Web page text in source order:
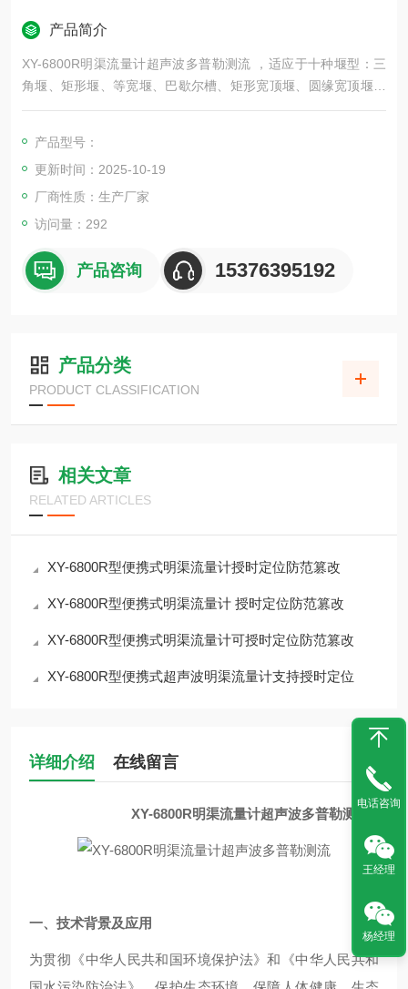
产品简介
XY-6800R明渠流量计超声波多普勒测流 ，适应于十种堰型：三
角堰、矩形堰、等宽堰、巴歇尔槽、矩形宽顶堰、圆缘宽顶堰、
梯形薄壁堰、无喉道槽、三角形剖面堰、平坦V型堰；
产品型号：
更新时间：2025-10-19
厂商性质：生产厂家
访问量：292
产品咨询 15376395192
产品分类
PRODUCT CLASSIFICATION
相关文章
RELATED ARTICLES
XY-6800R型便携式明渠流量计授时定位防范篡改
XY-6800R型便携式明渠流量计 授时定位防范篡改
XY-6800R型便携式明渠流量计可授时定位防范篡改
XY-6800R型便携式超声波明渠流量计支持授时定位
详细介绍 在线留言
XY-6800R明渠流量计超声波多普勒测流
一、 技术背景及应用
为贯彻《中华人民共和国环境保护法》和《中华人民共和
电话咨询
王经理
杨经理